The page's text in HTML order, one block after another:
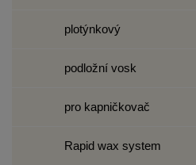
plotýnkový
podložní vosk
pro kapničkovač
Rapid wax system